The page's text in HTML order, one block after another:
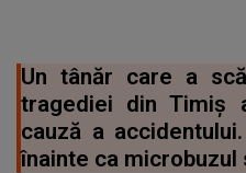
Un tânăr care a
tragediei din Timiș
cauză a
înainte ca microbuzul